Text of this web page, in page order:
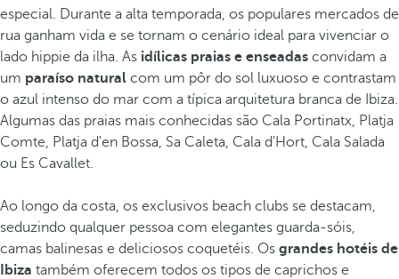
especial. Durante a alta temporada, os populares mercados de
rua ganham vida e se tornam o cenário ideal para vivenciar o
lado hippie da ilha. As idílicas praias e enseadas convidam a
um paraíso natural com um pôr do sol luxuoso e contrastam
o azul intenso do mar com a típica arquitetura branca de Ibiza.
Algumas das praias mais conhecidas são Cala Portinatx, Platja
Comte, Platja d'en Bossa, Sa Caleta, Cala d'Hort, Cala Salada
ou Es Cavallet.
Ao longo da costa, os exclusivos beach clubs se destacam,
seduzindo qualquer pessoa com elegantes guarda-sóis,
camas balinesas e deliciosos coquetéis. Os grandes hotéis de
Ibiza também oferecem todos os tipos de caprichos e